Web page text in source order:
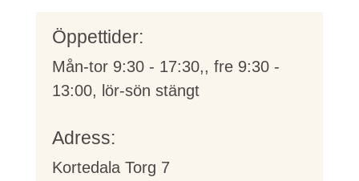
Öppettider:
Mån-tor 9:30 - 17:30,, fre 9:30 -
13:00, lör-sön stängt
Adress:
Kortedala Torg 7